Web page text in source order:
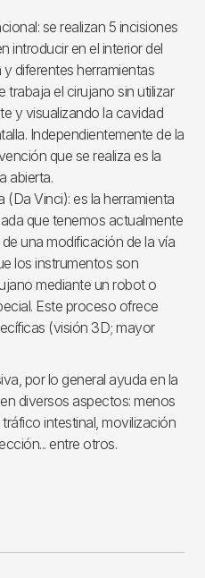
se realizan 5 incisiones
introducir en el interior del
diferentes herramientas
trabaja el cirujano sin utilizar
y visualizando la cavidad
Independientemente de la
que se realiza es la
abierta.
Vinci): es la herramienta
que tenemos actualmente
una modificación de la vía
los instrumentos son
mediante un robot o
Este proceso ofrece
(visión 3D; mayor
por lo general ayuda en la
diversos aspectos: menos
intestinal, movilización
entre otros.